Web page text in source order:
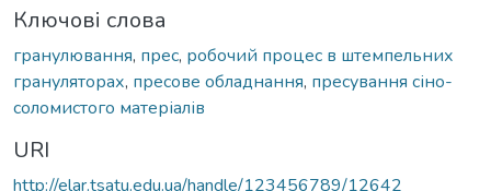
Ключові слова
гранулювання, прес, робочий процес в штемпельних
грануляторах, пресове обладнання, пресування сіно-
соломистого матеріалів
URI
http://elar.tsatu.edu.ua/handle/123456789/12642